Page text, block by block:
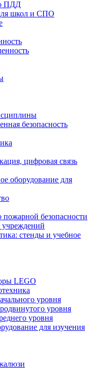
ПДД
школ и СПО
безопасность
цифровая связь
оборудование для
безопасности
учреждений
стенды и учебное
LEGO
уровня
уровня
уровня
для изучения